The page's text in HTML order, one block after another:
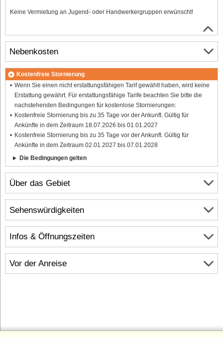
Keine Vermietung an Jugend- oder Handwerkergruppen erwünscht!
Über das Gebiet
Infos & Öffnungszeiten
Vor der Anreise
Nebenkosten
Kostenfreie Stornierung
Wenn Sie einen nicht erstattungsfähigen Tarif gewählt haben, wird keine
Erstattung gewährt. Für erstattungsfähige Tarife beachten Sie bitte die
nachstehenden Bedingungen für kostenlose Stornierungen:
Kostenfreie Stornierung bis zu 35 Tage vor der Ankunft. Gültig für
Ankünfte in dem Zeitraum 18.07.2026 bis 01.01.2027
Kostenfreie Stornierung bis zu 35 Tage vor der Ankunft. Gültig für
Ankünfte in dem Zeitraum 02.01.2027 bis 07.01.2028
Die Bedingungen gelten
Sehenswürdigkeiten